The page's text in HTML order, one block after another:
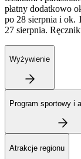
płatny dodatkowo
po 28 sierpnia i ok.
27 sierpnia.
Wyżywienie
Program sportowy i
Atrakcje regionu